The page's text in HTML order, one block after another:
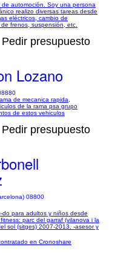
automoción. Soy una persona
realizo diversas tareas desde
eléctricos, cambio de
frenos, suspensión, etc.
Pedir presupuesto
Lozano
de mecanica rapida,
de la rama psa grupo
de estos vehiculos
Pedir presupuesto
08800
do para adultos y niños desde
parc del garraf (vilanova i la
sol (sitges) 2007-2013. -asesor y
en Cronoshare